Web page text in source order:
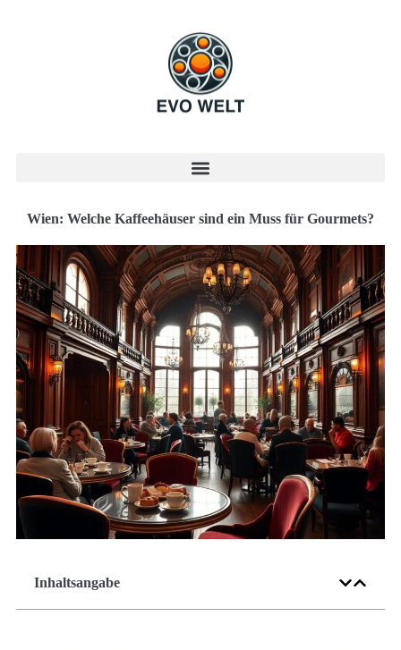
Wien: Welche Kaffeehäuser sind ein Muss für Gourmets?
Inhaltsangabe